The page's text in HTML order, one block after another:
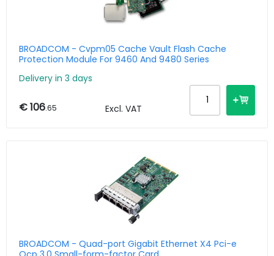
BROADCOM - Cvpm05 Cache Vault Flash Cache
Protection Module For 9460 And 9480 Series
Delivery in 3 days
€ 106.65 Excl. VAT
BROADCOM - Quad-port Gigabit Ethernet X4 Pci-e